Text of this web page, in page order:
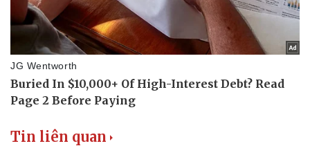
Pháp luật
Vụ án
Tư vấn luật
Quân sự - Quốc phòng
Việt Nam
Phân tích
Tin liên quan